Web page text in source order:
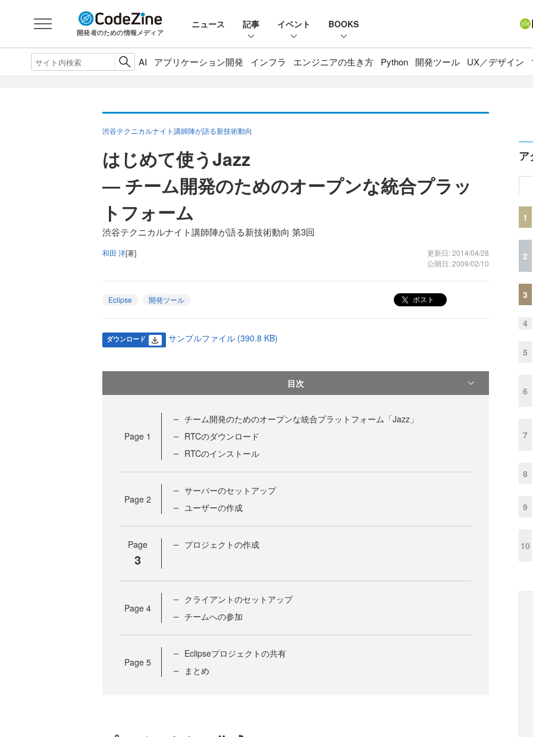
開発者のための情報メディア
ニュース 記事 イベント BOOKS
AI アプリケーション開発 インフラ エンジニアの生き方 Python 開発ツール UX／デザイン
渋谷テクニカルナイト講師陣が語る新技術動向
はじめて使うJazz
― チーム開発のためのオープンな統合プラッ
トフォーム
渋谷テクニカルナイト講師陣が語る新技術動向 第3回
和田 洋[著]
更新日: 2014/04/28
公開日: 2009/02/10
Eclipse 開発ツール ポスト
ダウンロード サンプルファイル (390.8 KB)
目次
Page 1
チーム開発のためのオープンな統合プラットフォーム「Jazz」
RTCのダウンロード
RTCのインストール
Page 2
サーバーのセットアップ
ユーザーの作成
Page
3
プロジェクトの作成
Page 4
クライアントのセットアップ
チームへの参加
Page 5
Eclipseプロジェクトの共有
まとめ
ア
1
2
3
4
5
6
7
8
9
10